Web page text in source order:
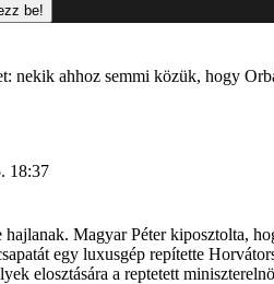
be!
nekik ahhoz semmi közük, hogy
18:37
Magyar Péter kiposztolta,
egy luxusgép repítette
elosztására a reptetett